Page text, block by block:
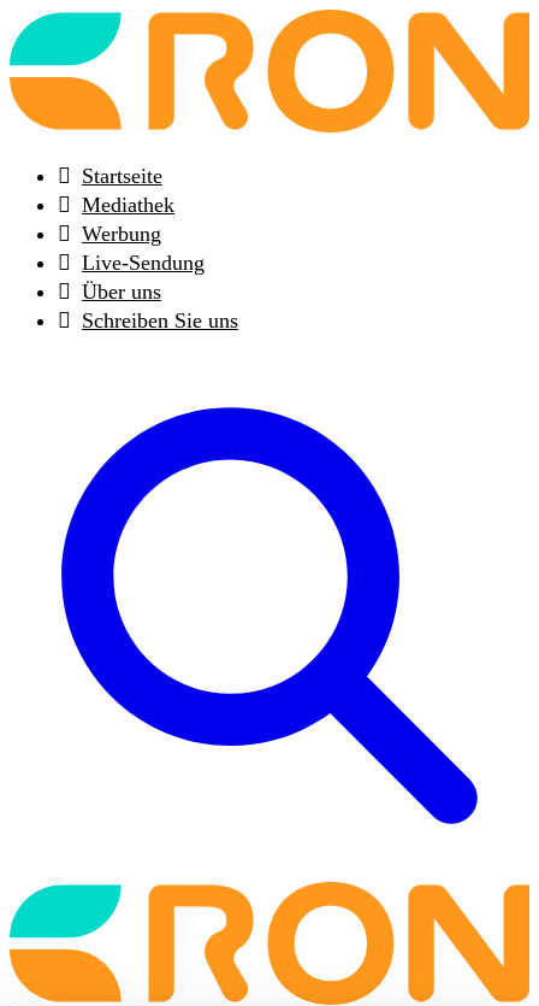
Back
to
frontpage
Startseite
Mediathek
Werbung
Live-Sendung
Über uns
Schreiben Sie uns
Back
to
frontpage